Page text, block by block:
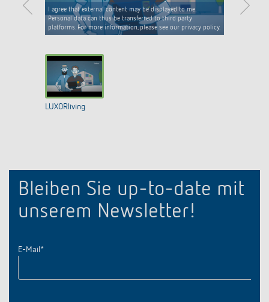
I agree that external content may be displayed to me.
Personal data can thus be transferred to third party
platforms. For more information, please see our privacy policy.
LUXORliving
Bleiben Sie up-to-date mit
unserem Newsletter!
E-Mail *